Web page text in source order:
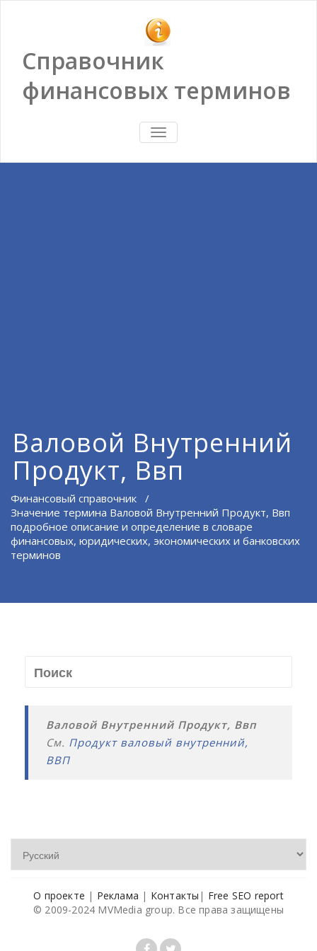
Справочник
финансовых терминов
ПОКАЗАТЬ/
СКРЫТЬ
Валовой Внутренний
Продукт, Ввп
Финансовый справочник /
Значение термина Валовой Внутренний Продукт, Ввп
подробное описание и определение в словаре
финансовых, юридических, экономических и банковских
терминов
Валовой Внутренний Продукт, Ввп
См. Продукт валовый внутренний,
ВВП
О проекте | Реклама | Контакты | Free SEO report
© 2009-2024 MVMedia group. Все права защищены